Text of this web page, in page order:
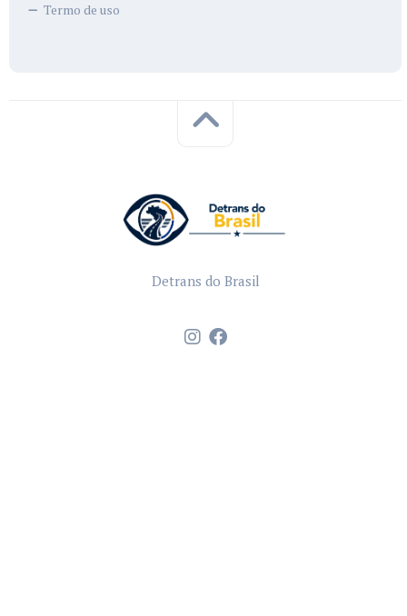
Termo de uso
Detrans do Brasil